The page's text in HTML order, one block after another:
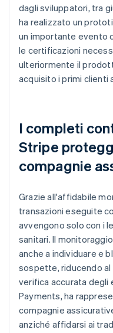
dagli sviluppatori, tra
ha realizzato un
un importante evento
le certificazioni
ulteriormente il
acquisito i primi clienti
I completi
Stripe
compagnie
Grazie all'affidabile
transazioni eseguite
avvengono solo con i
sanitari. Il
anche a individuare e
sospette, riducendo al
verifica accurata degli
Payments, ha
compagnie
anziché affidarsi ai